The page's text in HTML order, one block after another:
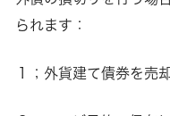
られます：
１；外貨建て債券を売